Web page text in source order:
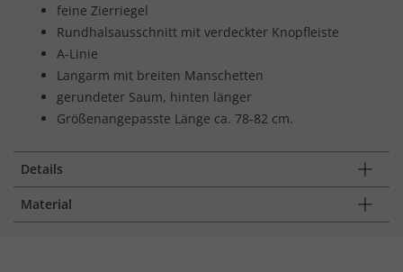
feine Zierriegel
Rundhalsausschnitt mit verdeckter Knopfleiste
A-Linie
Langarm mit breiten Manschetten
gerundeter Saum, hinten länger
Größenangepasste Länge ca. 78-82 cm.
Details
Material